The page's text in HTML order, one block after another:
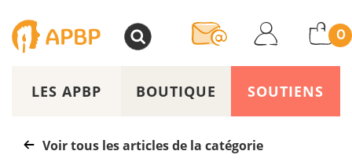
0
LES APBP BOUTIQUE SOUTIENS
Voir tous les articles de la catégorie